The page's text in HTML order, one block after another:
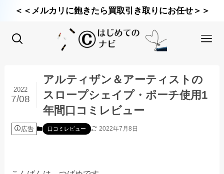
＜＜メルカリに飽きたら買取引き取りにお任せ＞＞
アルティザン＆アーティストの
スロープシェイプ・ポーチ使用1
年間口コミレビュー
2022
7/08
広告 口コミレビュー 2022年7月8日